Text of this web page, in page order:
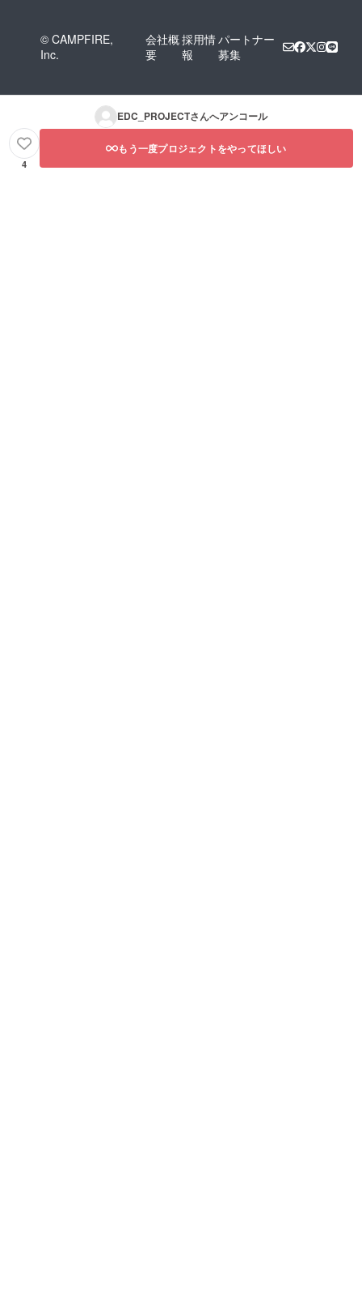
© CAMPFIRE,
Inc.
会社概
要
採用情
報
パートナー
募集
EDC_PROJECTさんへアンコール
4
もう一度プロジェクトをやってほしい